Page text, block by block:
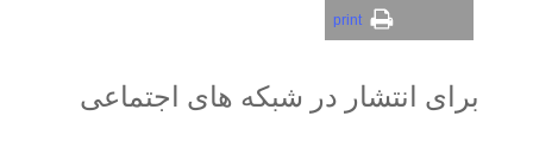
print
برای انتشار در شبکه های اجتماعی